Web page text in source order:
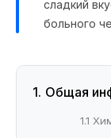
сладкий
больного
Общая
1.1